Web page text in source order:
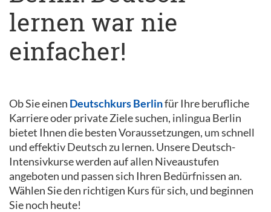
lernen war nie
einfacher!
Ob Sie einen Deutschkurs Berlinfür Ihre berufliche
Karriere oder private Ziele suchen, inlingua Berlin
bietet Ihnen die besten Voraussetzungen, um schnell
und effektiv Deutsch zu lernen. Unsere Deutsch-
Intensivkurse werden auf allen Niveaustufen
angeboten und passen sich Ihren Bedürfnissen an.
Wählen Sie den richtigen Kurs für sich, und beginnen
Sie noch heute!